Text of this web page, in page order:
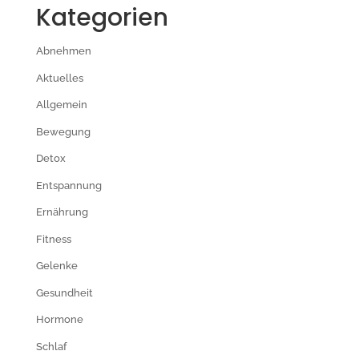
Kategorien
Abnehmen
Aktuelles
Allgemein
Bewegung
Detox
Entspannung
Ernährung
Fitness
Gelenke
Gesundheit
Hormone
Schlaf